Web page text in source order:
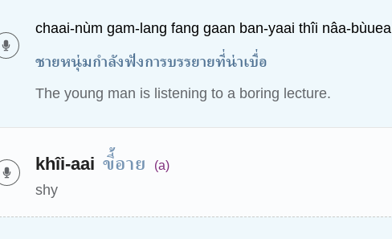
chaai-nùm gam-lang fang gaan ban-yaai thîi nâa-bùuea
ชายหนุ่มกำลังฟังการบรรยายที่น่าเบื่อ
The young man is listening to a boring lecture.
khîi-aai ขี้อาย (a)
shy